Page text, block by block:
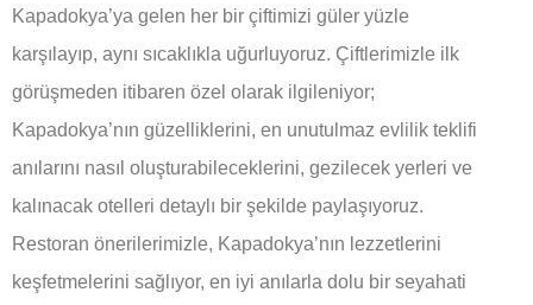
Kapadokya’ya gelen her bir çiftimizi güler yüzle
karşılayıp, aynı sıcaklıkla uğurluyoruz. Çiftlerimizle ilk
görüşmeden itibaren özel olarak ilgileniyor;
Kapadokya’nın güzelliklerini, en unutulmaz evlilik teklifi
anılarını nasıl oluşturabileceklerini, gezilecek yerleri ve
kalınacak otelleri detaylı bir şekilde paylaşıyoruz.
Restoran önerilerimizle, Kapadokya’nın lezzetlerini
keşfetmelerini sağlıyor, en iyi anılarla dolu bir seyahati